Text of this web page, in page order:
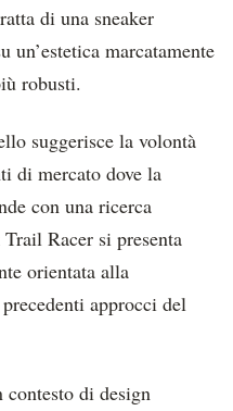
di una sneaker
un’estetica marcatamente
robusti.
suggerisce la volontà
di mercato dove la
con una ricerca
Racer si presenta
orientata alla
approcci del
contesto di design